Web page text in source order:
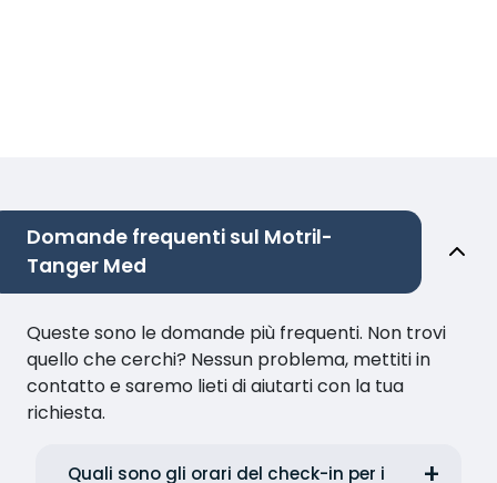
Domande frequenti sul Motril-
Tanger Med
Queste sono le domande più frequenti. Non trovi
quello che cerchi? Nessun problema, mettiti in
contatto e saremo lieti di aiutarti con la tua
richiesta.
Quali sono gli orari del check-in per i